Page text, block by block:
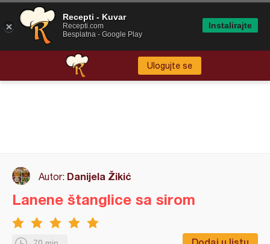
Ulogujte se
Autor: Danijela Žikić
Lanene štanglice sa sirom
Recepti - Kuvar
Recepti.com
Besplatna - Google Play
Instalirajte